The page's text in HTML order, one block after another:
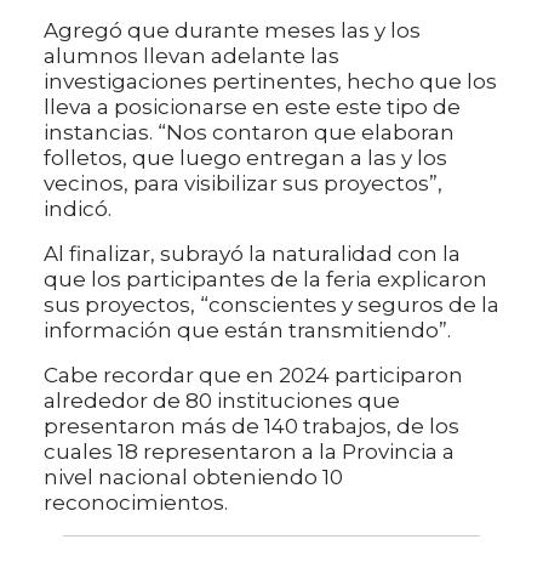
Agregó que durante meses las y los
alumnos llevan adelante las
investigaciones pertinentes, hecho que los
lleva a posicionarse en este este tipo de
instancias. “Nos contaron que elaboran
folletos, que luego entregan a las y los
vecinos, para visibilizar sus proyectos”,
indicó.
Al finalizar, subrayó la naturalidad con la
que los participantes de la feria explicaron
sus proyectos, “conscientes y seguros de la
información que están transmitiendo”.
Cabe recordar que en 2024 participaron
alrededor de 80 instituciones que
presentaron más de 140 trabajos, de los
cuales 18 representaron a la Provincia a
nivel nacional obteniendo 10
reconocimientos.